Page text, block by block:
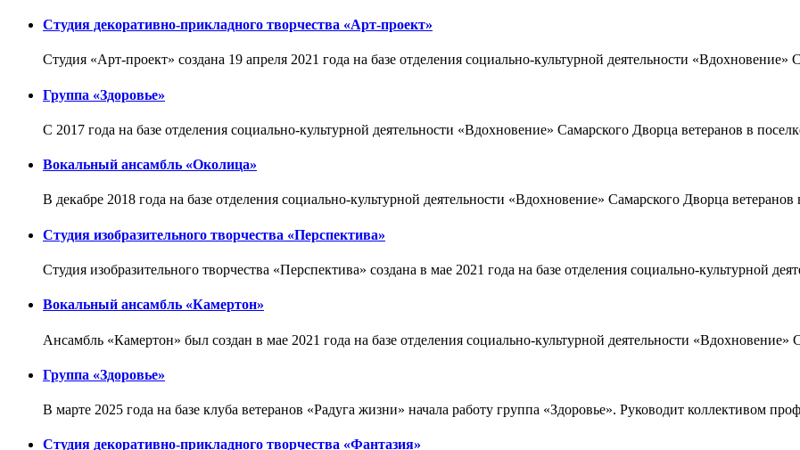
Студия декоративно-прикладного творчества «Арт-проект»
Студия «Арт-проект» создана 19 апреля 2021 года на базе отделения социально-культурной деятельности
Группа «Здоровье»
С 2017 года на базе отделения социально-культурной деятельности «Вдохновение» Самарского Дворца ветеранов в
Вокальный ансамбль «Околица»
В декабре 2018 года на базе отделения социально-культурной деятельности «Вдохновение» Самарского Дворца
Студия изобразительного творчества «Перспектива»
Студия изобразительного творчества «Перспектива» создана в мае 2021 года на базе отделения социально-культурной
Вокальный ансамбль «Камертон»
Ансамбль «Камертон» был создан в мае 2021 года на базе отделения социально-культурной деятельности
Группа «Здоровье»
В марте 2025 года на базе клуба ветеранов «Радуга жизни» начала работу группа «Здоровье». Руководит коллективом
Студия декоративно-прикладного творчества «Фантазия»